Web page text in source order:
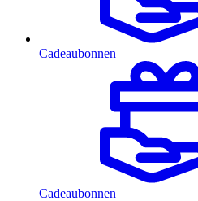
Cadeaubonnen
Cadeaubonnen